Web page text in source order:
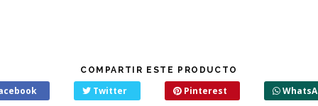
COMPARTIR ESTE PRODUCTO
Twitter Pinterest